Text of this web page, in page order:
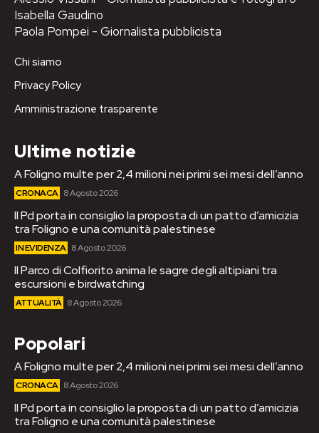
Isabella Gaudino
Paola Pompei - Giornalista pubblicista
Chi siamo
Privacy Policy
Amministrazione trasparente
Ultime notizie
A Foligno multe per 2,4 milioni nei primi sei mesi dell’anno
CRONACA 8 Agosto 2026
Il Pd porta in consiglio la proposta di un patto d’amicizia
tra Foligno e una comunità palestinese
IN EVIDENZA 8 Agosto 2026
Il Parco di Colfiorito anima le sagre degli altipiani tra
escursioni e birdwatching
ATTUALITÀ 8 Agosto 2026
Popolari
A Foligno multe per 2,4 milioni nei primi sei mesi dell’anno
CRONACA 8 Agosto 2026
Il Pd porta in consiglio la proposta di un patto d’amicizia
tra Foligno e una comunità palestinese